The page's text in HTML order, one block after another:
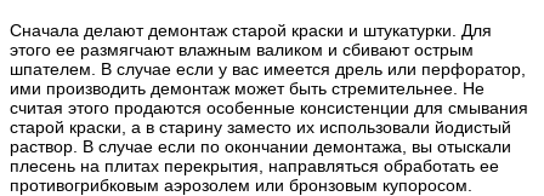
Сначала делают демонтаж старой краски и штукатурки. Для
этого ее размягчают влажным валиком и сбивают острым
шпателем. В случае если у вас имеется дрель или перфоратор,
ими производить демонтаж может быть стремительнее. Не
считая этого продаются особенные консистенции для смывания
старой краски, а в старину заместо их использовали йодистый
раствор. В случае если по окончании демонтажа, вы отыскали
плесень на плитах перекрытия, направляться обработать ее
противогрибковым аэрозолем или бронзовым купоросом.